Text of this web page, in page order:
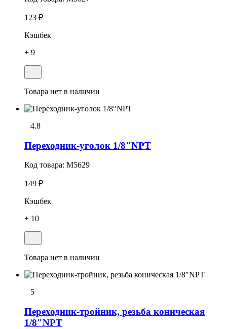
123 ₽
Кэшбек
+ 9
Товара нет в наличии
4.8
Переходник-уголок 1/8"NPT
Код товара: M5629
149 ₽
Кэшбек
+ 10
Товара нет в наличии
5
Переходник-тройник, резьба коническая
1/8"NPT